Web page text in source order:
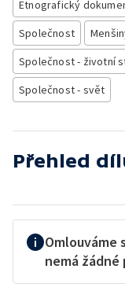
Etnografický
Společnost
Společnost - životní
Společnost - svět
Přehled
nemá